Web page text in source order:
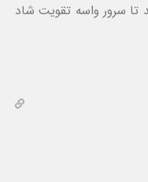
چند تا سرور واسه تقویت شاد